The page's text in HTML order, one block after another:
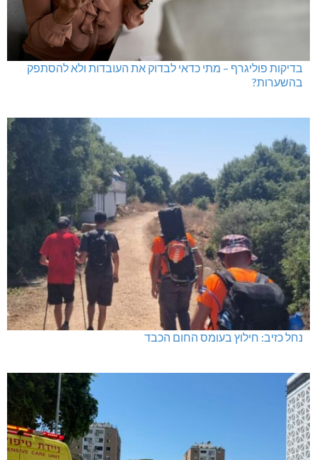
בדיקות פוליגרף – מתי כדאי לבדוק את העובדות ולא להסתפק
בהשערות?
נחל כזיב: חילוץ בעומס החום הכבד